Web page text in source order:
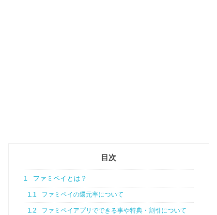
目次
1 ファミペイとは？
1.1 ファミペイの還元率について
1.2 ファミペイアプリでできる事や特典・割引について